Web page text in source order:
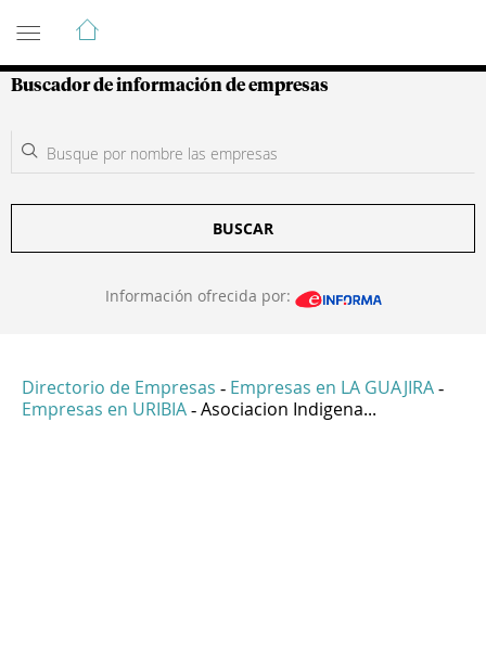
Guía de Empresas Colombianas
Buscador de información de empresas
BUSCAR
Información ofrecida por:
Directorio de Empresas - Empresas en LA GUAJIRA -
Empresas en URIBIA - Asociacion Indigena...